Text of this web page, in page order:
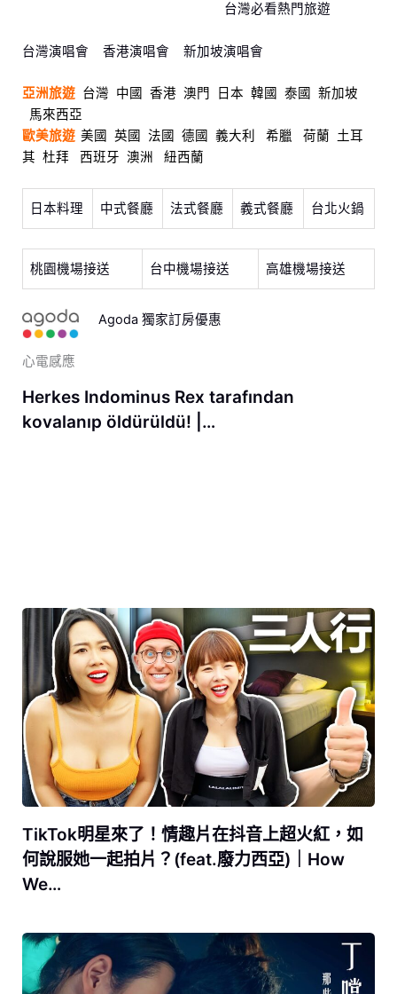
台灣必看熱門旅遊
台灣演唱會 香港演唱會 新加坡演唱會
亞洲旅遊 台灣 中國 香港 澳門 日本 韓國 泰國 新加坡
馬來西亞
歐美旅遊 美國 英國 法國 德國 義大利 希臘 荷蘭 土耳
其 杜拜 西班牙 澳洲 紐西蘭
日本料理 中式餐廳 法式餐廳 義式餐廳 台北火鍋
桃園機場接送 台中機場接送 高雄機場接送
Agoda 獨家訂房優惠
心電感應
Herkes Indominus Rex tarafından
kovalanıp öldürüldü! |…
TikTok明星來了！情趣片在抖音上超火紅，如
何說服她一起拍片？(feat.廢力西亞)｜How
We…